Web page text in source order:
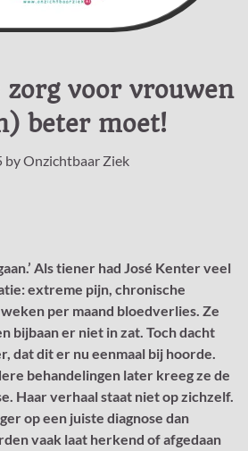
zorg voor vrouwen
beter moet!
byOnzichtbaar Ziek
Als tiener had José Kenter veel
extreme pijn, chronische
per maand bloedverlies. Ze
bijbaan er niet in zat. Toch dacht
dat dit er nu eenmaal bij hoorde.
behandelingen later kreeg ze de
Haar verhaal staat niet op zichzelf.
op een juiste diagnose dan
vaak laat herkend of afgedaan